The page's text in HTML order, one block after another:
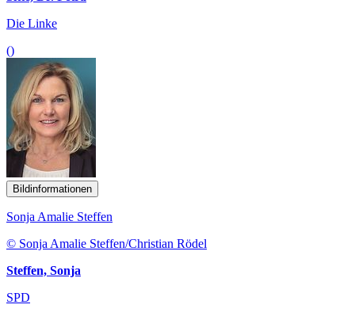
Die Linke
()
Bildinformationen
Sonja Amalie Steffen
© Sonja Amalie Steffen/Christian Rödel
Steffen, Sonja
SPD